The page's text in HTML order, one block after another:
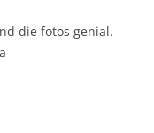
die fotos genial.